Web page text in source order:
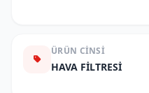
ÜRÜN CINSI
HAVA FİLTRESİ